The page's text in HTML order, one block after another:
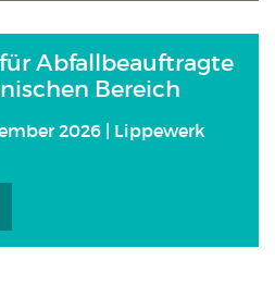
Abfallbeauftragte
Bereich
2026 | Lippewerk